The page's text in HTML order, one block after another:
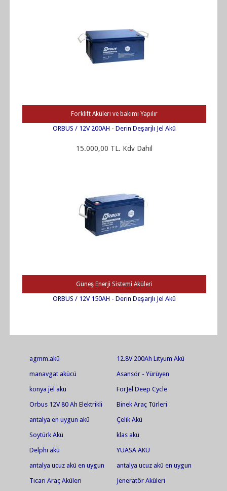
Forklift Aküleri ve bakımı Yapılır
ORBUS / 12V 200AH - Derin Deşarjlı Jel Akü
15.000,00 TL. Kdv Dahil
Güneş Enerji Sistemi Aküleri
ORBUS / 12V 150AH - Derin Deşarjlı Jel Akü
agmm.akü
12.8V 200Ah Lityum Akü
manavgat akücü
Asansör - Yürüyen
konya jel akü
ForJel Deep Cycle
Orbus 12V 80 Ah Elektrikli
Binek Araç Türleri
antalya en uygun akü
Çelik Akü
Soytürk Akü
klas akü
Delphı akü
YUASA AKÜ
antalya ucuz akü en uygun
akü.antalya akü.ısparta
antalya ucuz akü en uygun
akü market
Ticari Araç Aküleri
Jeneratör Aküleri